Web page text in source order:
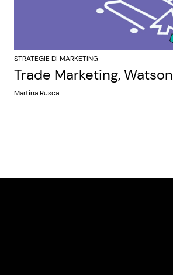
STRATEGIE DI MARKETING
Trade Marketing, Watson
Martina Rusca